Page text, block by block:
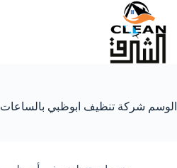
التجاوز
المحتوى
الوسم شركة تنظيف ابوظبي بالساعات